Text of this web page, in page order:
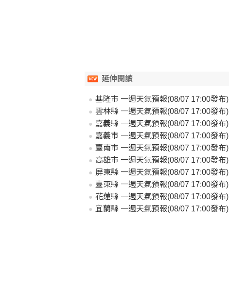
延伸閱讀
基隆市 一週天氣預報(08/07 17:00發布)
雲林縣 一週天氣預報(08/07 17:00發布)
嘉義縣 一週天氣預報(08/07 17:00發布)
嘉義市 一週天氣預報(08/07 17:00發布)
臺南市 一週天氣預報(08/07 17:00發布)
高雄市 一週天氣預報(08/07 17:00發布)
屏東縣 一週天氣預報(08/07 17:00發布)
臺東縣 一週天氣預報(08/07 17:00發布)
花蓮縣 一週天氣預報(08/07 17:00發布)
宜蘭縣 一週天氣預報(08/07 17:00發布)